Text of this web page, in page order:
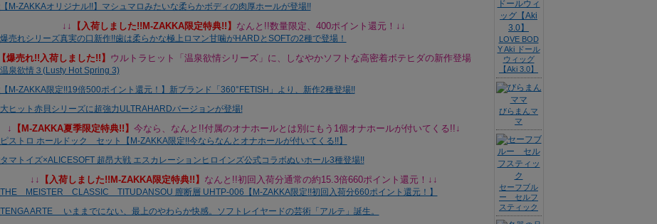
↓↓ 【 入荷しました!!M-ZAKKA限定特典!!】 なんと!!数量限定、400ポイント還元！↓↓
【爆売れ!!入荷しました!! 】 ウルトラヒット「温泉欲情シリーズ」に、しなやかソフトな高密着ボテヒダの新作登場
↓ 【M-ZAKKA夏季限定特典!!】 今なら、なんと!!付属のオナホールとは別にもう1個オナホールが付いてくる!!↓
↓↓ 【 入荷しました!!M-ZAKKA限定特典!!】 なんと!!初回入荷分通常の約15.3倍660ポイント還元！↓↓
LOVE BOD
Y Aki ドール
ウィッグ
【Aki 3.0】
びらまんマ
マ
セーフブル
ー セルフ
スティック